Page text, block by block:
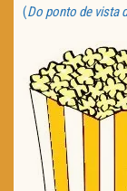
(Do ponto de vista